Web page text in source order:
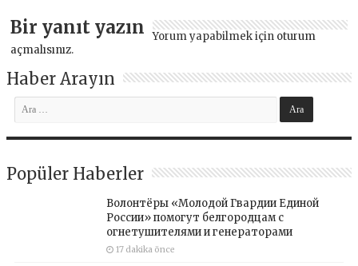
Bir yanıt yazın Yorum yapabilmek için oturum
açmalısınız.
Haber Arayın
Popüler Haberler
Волонтёры «Молодой Гвардии Единой
России» помогут белгородцам с
огнетушителями и генераторами
17 dakika önce